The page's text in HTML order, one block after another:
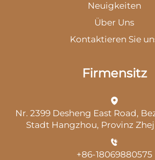
Neuigkeiten
Über Uns
Kontaktieren Sie
Firmensitz
Nr. 2399 Desheng East Road,
Stadt Hangzhou, Provinz
+86-18069880575